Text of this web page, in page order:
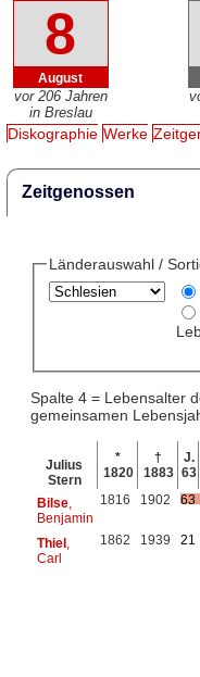
8
August
vor 206 Jahren
in Breslau
Diskographie Werke
Zeitgenossen
Länderauswahl /
Spalte 4 = Lebensalter
gemeinsamen
Julius
Stern
*
1820
†
1883
J.
63
Bilse,
Benjamin
1816 1902 63
Thiel,
Carl
1862 1939 21